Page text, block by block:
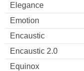
Elegance
Emotion
Encaustic
Encaustic 2.0
Equinox